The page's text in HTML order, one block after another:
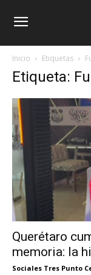
Inicio Etiquetas
Etiqueta:
Querétaro
memoria: la
Sociales Tres Punto